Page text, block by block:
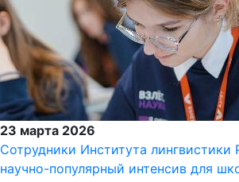
23 марта 2026
Сотрудники Института лингвистики
научно-популярный интенсив для